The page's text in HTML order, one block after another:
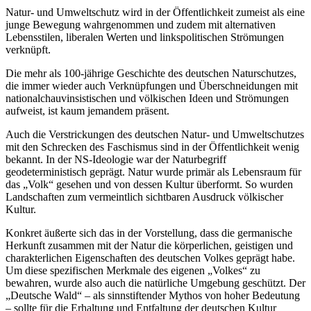
Natur- und Umweltschutz wird in der Öffentlichkeit zumeist als eine
junge Bewegung wahrgenommen und zudem mit alternativen
Lebensstilen, liberalen Werten und linkspolitischen Strömungen
verknüpft.
Die mehr als 100-jährige Geschichte des deutschen Naturschutzes,
die immer wieder auch Verknüpfungen und Überschneidungen mit
nationalchauvinsistischen und völkischen Ideen und Strömungen
aufweist, ist kaum jemandem präsent.
Auch die Verstrickungen des deutschen Natur- und Umweltschutzes
mit den Schrecken des Faschismus sind in der Öffentlichkeit wenig
bekannt. In der NS-Ideologie war der Naturbegriff
geodeterministisch geprägt. Natur wurde primär als Lebensraum für
das „Volk“ gesehen und von dessen Kultur überformt. So wurden
Landschaften zum vermeintlich sichtbaren Ausdruck völkischer
Kultur.
Konkret äußerte sich das in der Vorstellung, dass die germanische
Herkunft zusammen mit der Natur die körperlichen, geistigen und
charakterlichen Eigenschaften des deutschen Volkes geprägt habe.
Um diese spezifischen Merkmale des eigenen „Volkes“ zu
bewahren, wurde also auch die natürliche Umgebung geschützt. Der
„Deutsche Wald“ – als sinnstiftender Mythos von hoher Bedeutung
– sollte für die Erhaltung und Entfaltung der deutschen Kultur